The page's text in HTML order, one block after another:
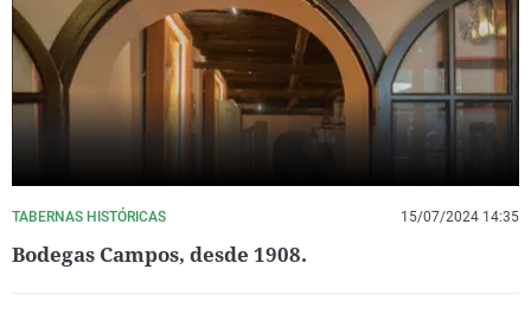
TABERNAS HISTÓRICAS 15/07/2024 14:35
Bodegas Campos, desde 1908.